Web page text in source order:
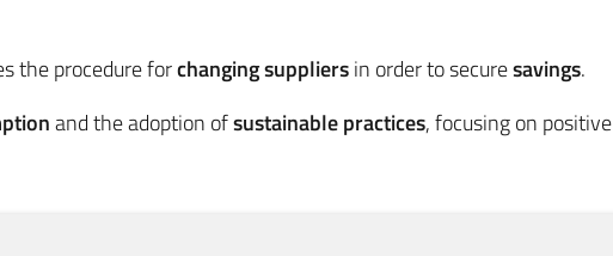
the procedure forchanging suppliersin order to securesavings.
and the adoption ofsustainable practices, focusing on positive